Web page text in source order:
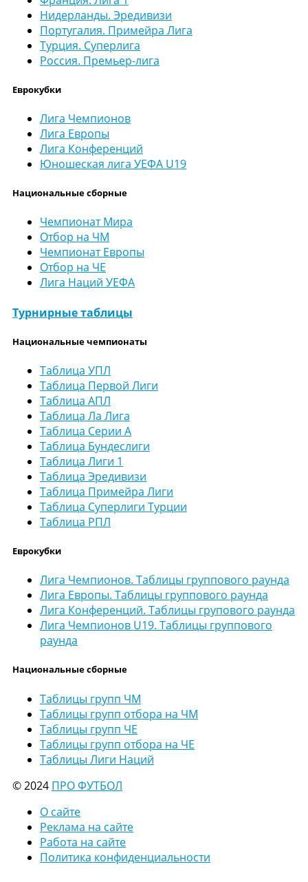
Нидерланды. Эредивизи
Португалия. Примейра Лига
Турция. Суперлига
Россия. Премьер-лига
Еврокубки
Лига Чемпионов
Лига Европы
Лига Конференций
Юношеская лига УЕФА U19
Национальные сборные
Чемпионат Мира
Отбор на ЧМ
Чемпионат Европы
Отбор на ЧЕ
Лига Наций УЕФА
Турнирные таблицы
Национальные чемпионаты
Таблица УПЛ
Таблица Первой Лиги
Таблица АПЛ
Таблица Ла Лига
Таблица Серии А
Таблица Бундеслиги
Таблица Лиги 1
Таблица Эредивизи
Таблица Примейра Лиги
Таблица Суперлиги Турции
Таблица РПЛ
Еврокубки
Лига Чемпионов. Таблицы группового раунда
Лига Европы. Таблицы группового раунда
Лига Конференций. Таблицы групового раунда
Лига Чемпионов U19. Таблицы группового
раунда
Национальные сборные
Таблицы групп ЧМ
Таблицы групп отбора на ЧМ
Таблицы групп ЧЕ
Таблицы групп отбора на ЧЕ
Таблицы Лиги Наций
© 2024 ПРО ФУТБОЛ
О сайте
Реклама на сайте
Работа на сайте
Политика конфиденциальности